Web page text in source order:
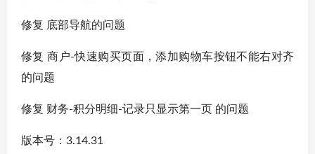
修复 底部导航的问题
修复 商户-快速购买页面，添加购物车按钮不能右对齐
的问题
修复 财务-积分明细-记录只显示第一页 的问题
版本号：3.14.31